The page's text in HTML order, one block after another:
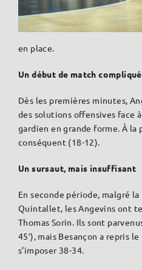
en place.
Un début de match compliqué
Dès les premières minutes,
des solutions offensives face
gardien en grande forme. À
conséquent (18-12).
Un sursaut, mais insuffisant
En seconde période, malgré
Quintallet, les Angevins ont
Thomas Sorin. Ils sont
45′), mais Besançon a repris
s’imposer 38-34.